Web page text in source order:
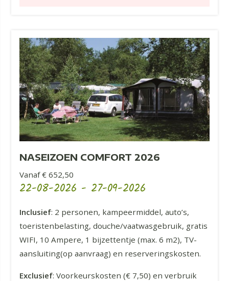
NASEIZOEN COMFORT 2026
Vanaf € 652,50
22-08-2026 - 27-09-2026
Inclusief: 2 personen, kampeermiddel, auto’s,
toeristenbelasting, douche/vaatwasgebruik, gratis
WIFI, 10 Ampere, 1 bijzettentje (max. 6 m2), TV-
aansluiting(op aanvraag) en reserveringskosten.
Exclusief: Voorkeurskosten (€ 7,50) en verbruik